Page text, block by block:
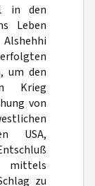
in den
Leben
um den
Krieg
von
USA,
mittels
zu